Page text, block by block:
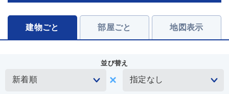
建物ごと 部屋ごと 地図表示
並び替え